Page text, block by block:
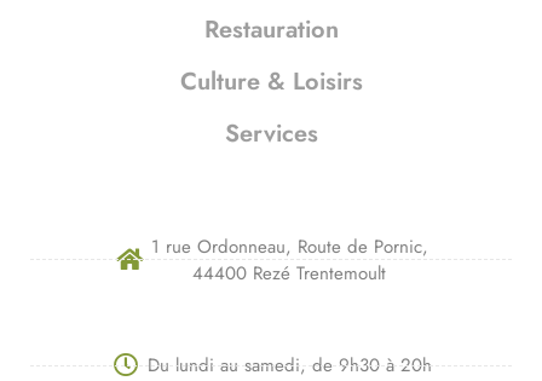
Restauration
Culture & Loisirs
Services
1 rue Ordonneau, Route de Pornic,
44400 Rezé Trentemoult
Du lundi au samedi, de 9h30 à 20h